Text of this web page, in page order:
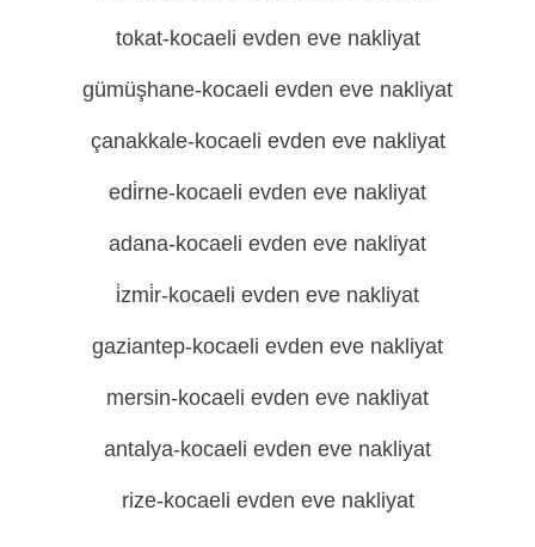
tokat-kocaeli evden eve nakliyat
gümüşhane-kocaeli evden eve nakliyat
çanakkale-kocaeli evden eve nakliyat
edi̇rne-kocaeli evden eve nakliyat
adana-kocaeli evden eve nakliyat
i̇zmi̇r-kocaeli evden eve nakliyat
gaziantep-kocaeli evden eve nakliyat
mersin-kocaeli evden eve nakliyat
antalya-kocaeli evden eve nakliyat
rize-kocaeli evden eve nakliyat